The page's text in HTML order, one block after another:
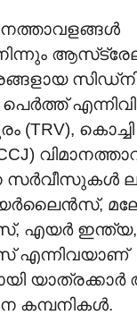
കൊച്ചി
സർവീസുകൾ
ഇന്ത്യ,
യാത്രക്കാർ
കമ്പനികൾ.